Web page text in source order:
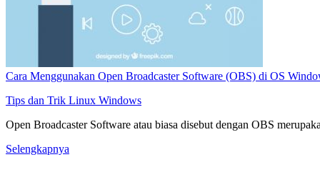
Cara Menggunakan Open Broadcaster Software (OBS) di OS
Tips dan Trik Linux Windows
Open Broadcaster Software atau biasa disebut dengan OBS
Selengkapnya